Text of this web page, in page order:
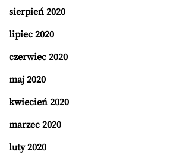
sierpień 2020
lipiec 2020
czerwiec 2020
maj 2020
kwiecień 2020
marzec 2020
luty 2020